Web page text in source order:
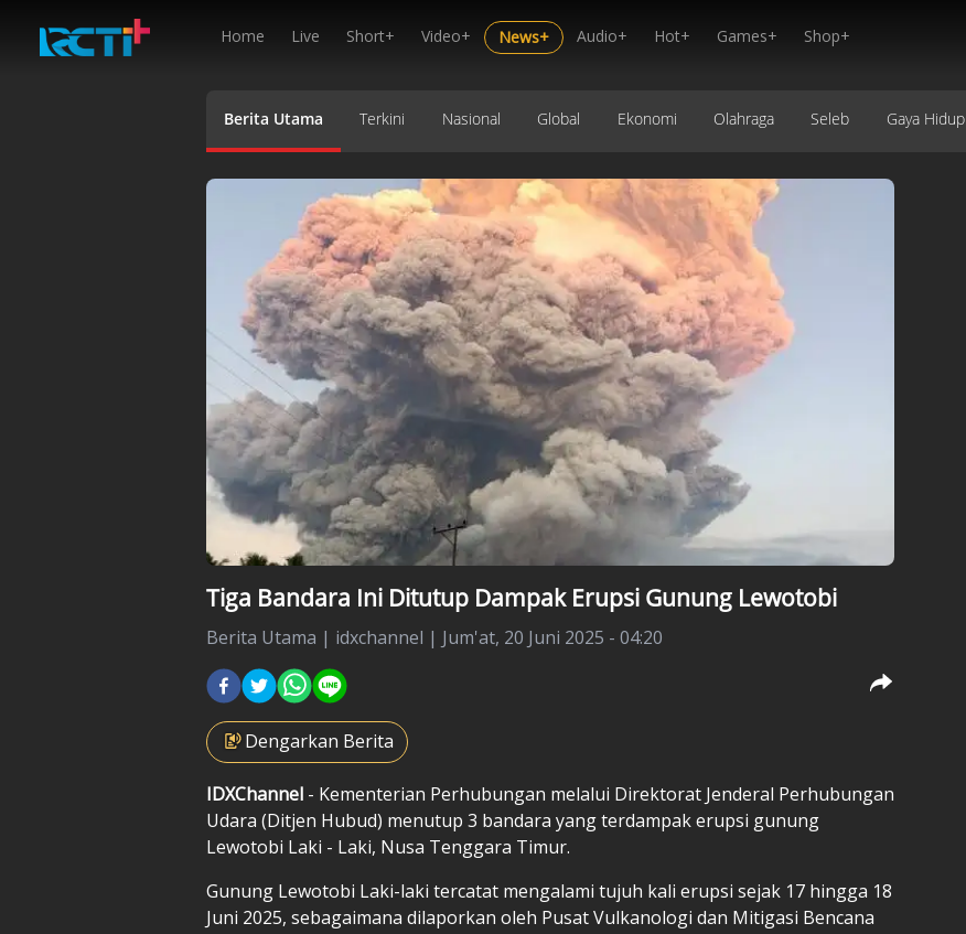
Home Live Short+ Video+ News+ Audio+ Hot+ Games+ Shop+
Berita Utama Terkini Nasional Global Ekonomi Olahraga Seleb Gaya Hidup
Tiga Bandara Ini Ditutup Dampak Erupsi Gunung Lewotobi
Berita Utama | idxchannel | Jum'at, 20 Juni 2025 - 04:20
Dengarkan Berita
IDXChannel - Kementerian Perhubungan melalui Direktorat Jenderal Perhubungan
Udara (Ditjen Hubud) menutup 3 bandara yang terdampak erupsi gunung
Lewotobi Laki - Laki, Nusa Tenggara Timur.
Gunung Lewotobi Laki-laki tercatat mengalami tujuh kali erupsi sejak 17 hingga 18
Juni 2025, sebagaimana dilaporkan oleh Pusat Vulkanologi dan Mitigasi Bencana